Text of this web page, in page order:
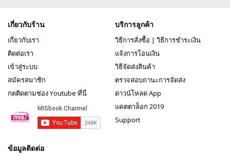
เกี่ยวกับร้าน
เกี่ยวกับเรา
ติดต่อเรา
เข้าสู่ระบบ
สมัครสมาชิก
กดติดตามช่อง Youtube ที่นี่
บริการลูกค้า
วิธีการสั่งซื้อ | วิธีการชำระเงิน
แจ้งการโอนเงิน
วิธีจัดส่งสินค้า
ตรวจสอบถานะการจัดส่ง
ดาวน์โหลด App
แคตตาล็อก 2019
Support
ข้อมูลติดต่อ